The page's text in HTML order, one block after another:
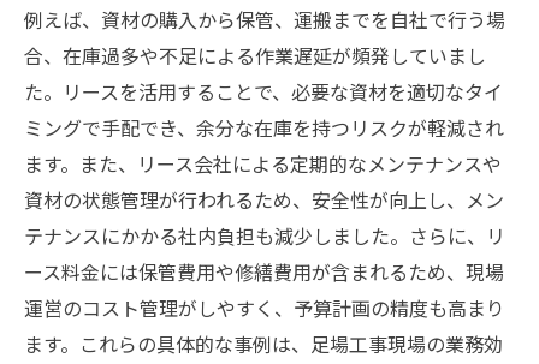
コスト削減から安全性強化まで
初心者もわかる足場資材リースの活用ポイント
と現場への効果まとめ
例えば、資材の購入から保管、運搬までを自社で行う場
合、在庫過多や不足による作業遅延が頻発していまし
た。リースを活用することで、必要な資材を適切なタイ
ミングで手配でき、余分な在庫を持つリスクが軽減され
ます。また、リース会社による定期的なメンテナンスや
資材の状態管理が行われるため、安全性が向上し、メン
テナンスにかかる社内負担も減少しました。さらに、リ
ース料金には保管費用や修繕費用が含まれるため、現場
運営のコスト管理がしやすく、予算計画の精度も高まり
ます。これらの具体的な事例は、足場工事現場の業務効